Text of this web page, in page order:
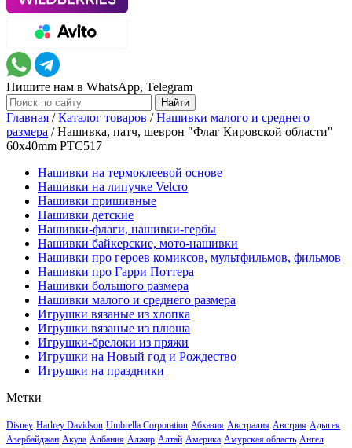
Пишите нам в WhatsApp, Telegram
Главная /Каталог товаров /Нашивки малого и среднего
размера /Нашивка, патч, шеврон "Флаг Кировской области"
60x40mm PTC517
Нашивки на термоклеевой основе
Нашивки на липучке Velcro
Нашивки пришивные
Нашивки детские
Нашивки-флаги, нашивки-гербы
Нашивки байкерские, мото-нашивки
Нашивки про героев комиксов, мультфильмов, фильмов
Нашивки про Гарри Поттера
Нашивки большого размера
Нашивки малого и среднего размера
Игрушки вязаные из хлопка
Игрушки вязаные из плюша
Игрушки-брелоки из пряжи
Игрушки на Новый год и Рождество
Игрушки на праздники
Метки
Disney Harlrey Davidson Umbrella Corporation Абхазия Австралия Австрия Адыгея
Азербайджан Акула Албания Алжир Алтай Америка Амурская область Ангел